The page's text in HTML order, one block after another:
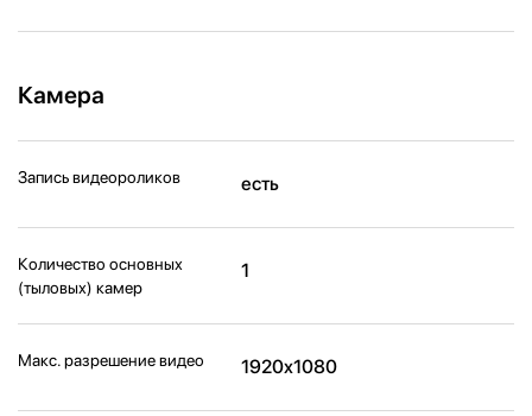
Камера
Запись видеороликов есть
Количество основных
(тыловых) камер
1
Макс. разрешение видео 1920x1080